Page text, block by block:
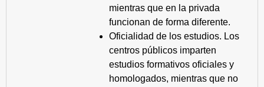
mientras que en la privada
funcionan de forma diferente.
Oficialidad de los estudios. Los
centros públicos imparten
estudios formativos oficiales y
homologados, mientras que no